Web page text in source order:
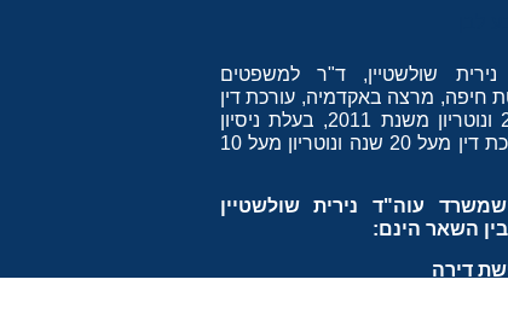
נירית שולשטיין, ד"ר למשפטים
חיפה, מרצה באקדמיה, עורכת דין
משנת 2000 ונוטריון משנת 2011, בעלת ניסיון
מעל 20 שנה ו
נוטריון
מעל 10
עוה"ד נירית שולשטיין
השאר הינם:
דירה